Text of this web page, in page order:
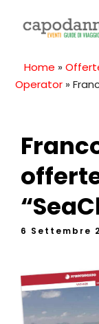
Home »
Operator »
6 Settembre